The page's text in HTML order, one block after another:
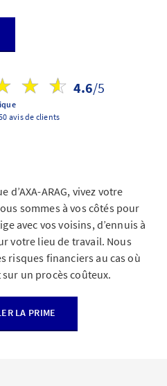
4.6/5
avis de clients
ARAG, vivez votre
sommes à vos côtés pour
avec vos voisins, d’ennuis à
votre lieu de travail. Nous
risques financiers au cas où
un procès coûteux.
LA PRIME